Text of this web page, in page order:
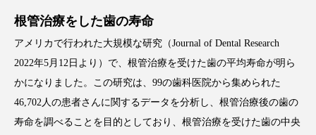
根管治療をした歯の寿命
アメリカで行われた大規模な研究（Journal of Dental Research
2022年5月12日より）で、根管治療を受けた歯の平均寿命が明ら
かになりました。この研究は、99の歯科医院から集められた
46,702人の患者さんに関するデータを分析し、根管治療後の歯の
寿命を調べることを目的としており、根管治療を受けた歯の中央